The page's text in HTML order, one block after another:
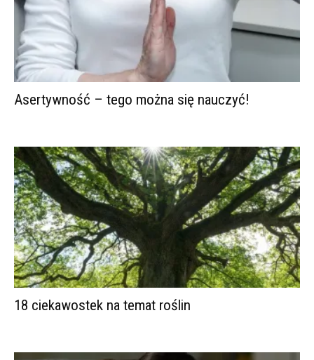
Asertywność – tego można się nauczyć!
18 ciekawostek na temat roślin